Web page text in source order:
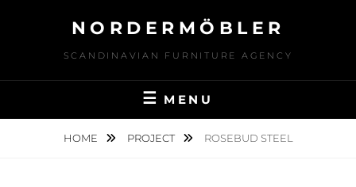
NORDERMÖBLER
SCANDINAVIAN FURNITURE AGENCY
MENU
HOME PROJECT ROSEBUD STEEL